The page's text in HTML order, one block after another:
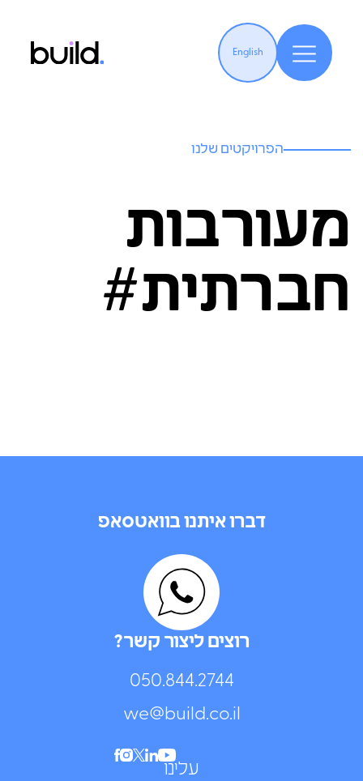
English
הפרויקטים שלנו
מעורבות
חברתית#
עלינו
דברו איתנו בוואטסאפ
רוצים ליצור קשר?
050.844.2744⁩
we@build.co.il